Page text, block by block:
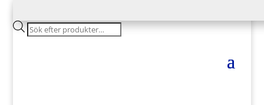
Products
search